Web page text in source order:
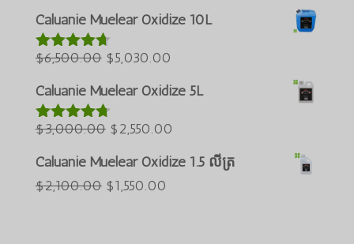
ដើមគឺ
។
Caluanie Muelear Oxidize 10L
វាយតម្លៃ
ចំណោម 5
$6,500.00 តម្លៃ
ដើមគឺ
$6,500.00
។
$5,030.00
បច្ចុប្បន្នគឺ
។
Caluanie Muelear Oxidize 5L
វាយតម្លៃ
ចំណោម 5
$3,000.00 តម្លៃ
ដើមគឺ
$2,550.00
បច្ចុប្បន្នគឺ
$2,550.00
Caluanie Muelear Oxidize 1.5 លីត្រ
$2,100.00 តម្លៃ
$1,550.00
Deutsch (Sie)
Қазақ тілі
Bahasa Melayu